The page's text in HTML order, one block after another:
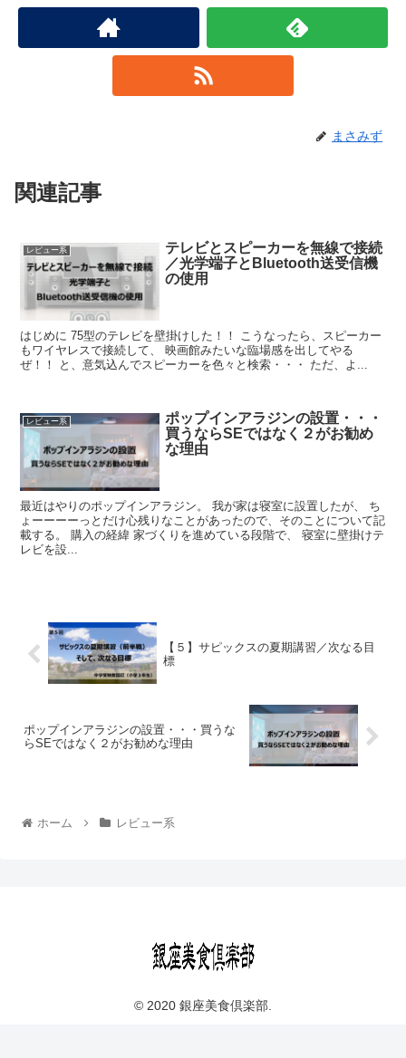
まさみず
関連記事
レビュー系
テレビとスピーカーを無線で接続
／光学端子とBluetooth送受信機
の使用
はじめに 75型のテレビを壁掛けした！！ こうなったら、スピーカー
もワイヤレスで接続して、 映画館みたいな臨場感を出してやる
ぜ！！ と、意気込んでスピーカーを色々と検索・・・ ただ、よ...
レビュー系
ポップインアラジンの設置・・・
買うならSEではなく２がお勧め
な理由
最近はやりのポップインアラジン。 我が家は寝室に設置したが、 ち
ょーーーーっとだけ心残りなことがあったので、そのことについて記
載する。 購入の経緯 家づくりを進めている段階で、 寝室に壁掛けテ
レビを設...
【５】サピックスの夏期講習／次なる目
標
ポップインアラジンの設置・・・買うな
らSEではなく２がお勧めな理由
ホーム レビュー系
© 2020 銀座美食倶楽部.